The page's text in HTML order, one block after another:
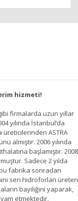
hizmeti!
firmalarda uzun yıllar
yılında İstanbul’da
üreticilerinden ASTRA
almıştır. 2006 yılında
başlamıştır. 2008
Sadece 2 yılda
fabrika sonradan
seri hidroforları üreten
bayiliğini yaparak,
etmektedir.